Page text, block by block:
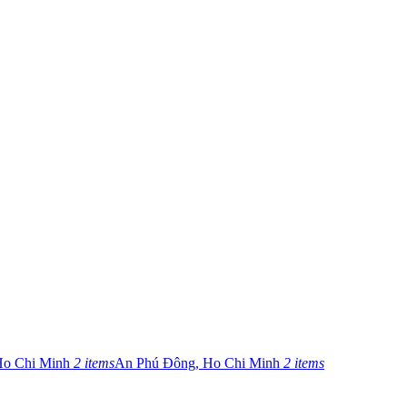
Chi Minh 2 itemsAn Phú Đông, Ho Chi Minh 2 items